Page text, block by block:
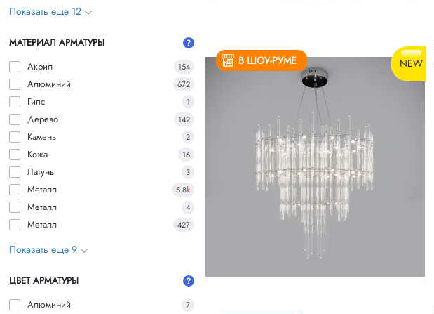
Показать еще 12
МАТЕРИАЛ АРМАТУРЫ
Акрил
154
Алюминий 672
Гипс 1
Дерево 142
Камень 2
Кожа 16
Латунь 3
Металл 5.8k
Металл 4
Металл 427
Показать еще 9
ЦВЕТ АРМАТУРЫ
Алюминий
7
В ШОУ-РУМЕ NEW